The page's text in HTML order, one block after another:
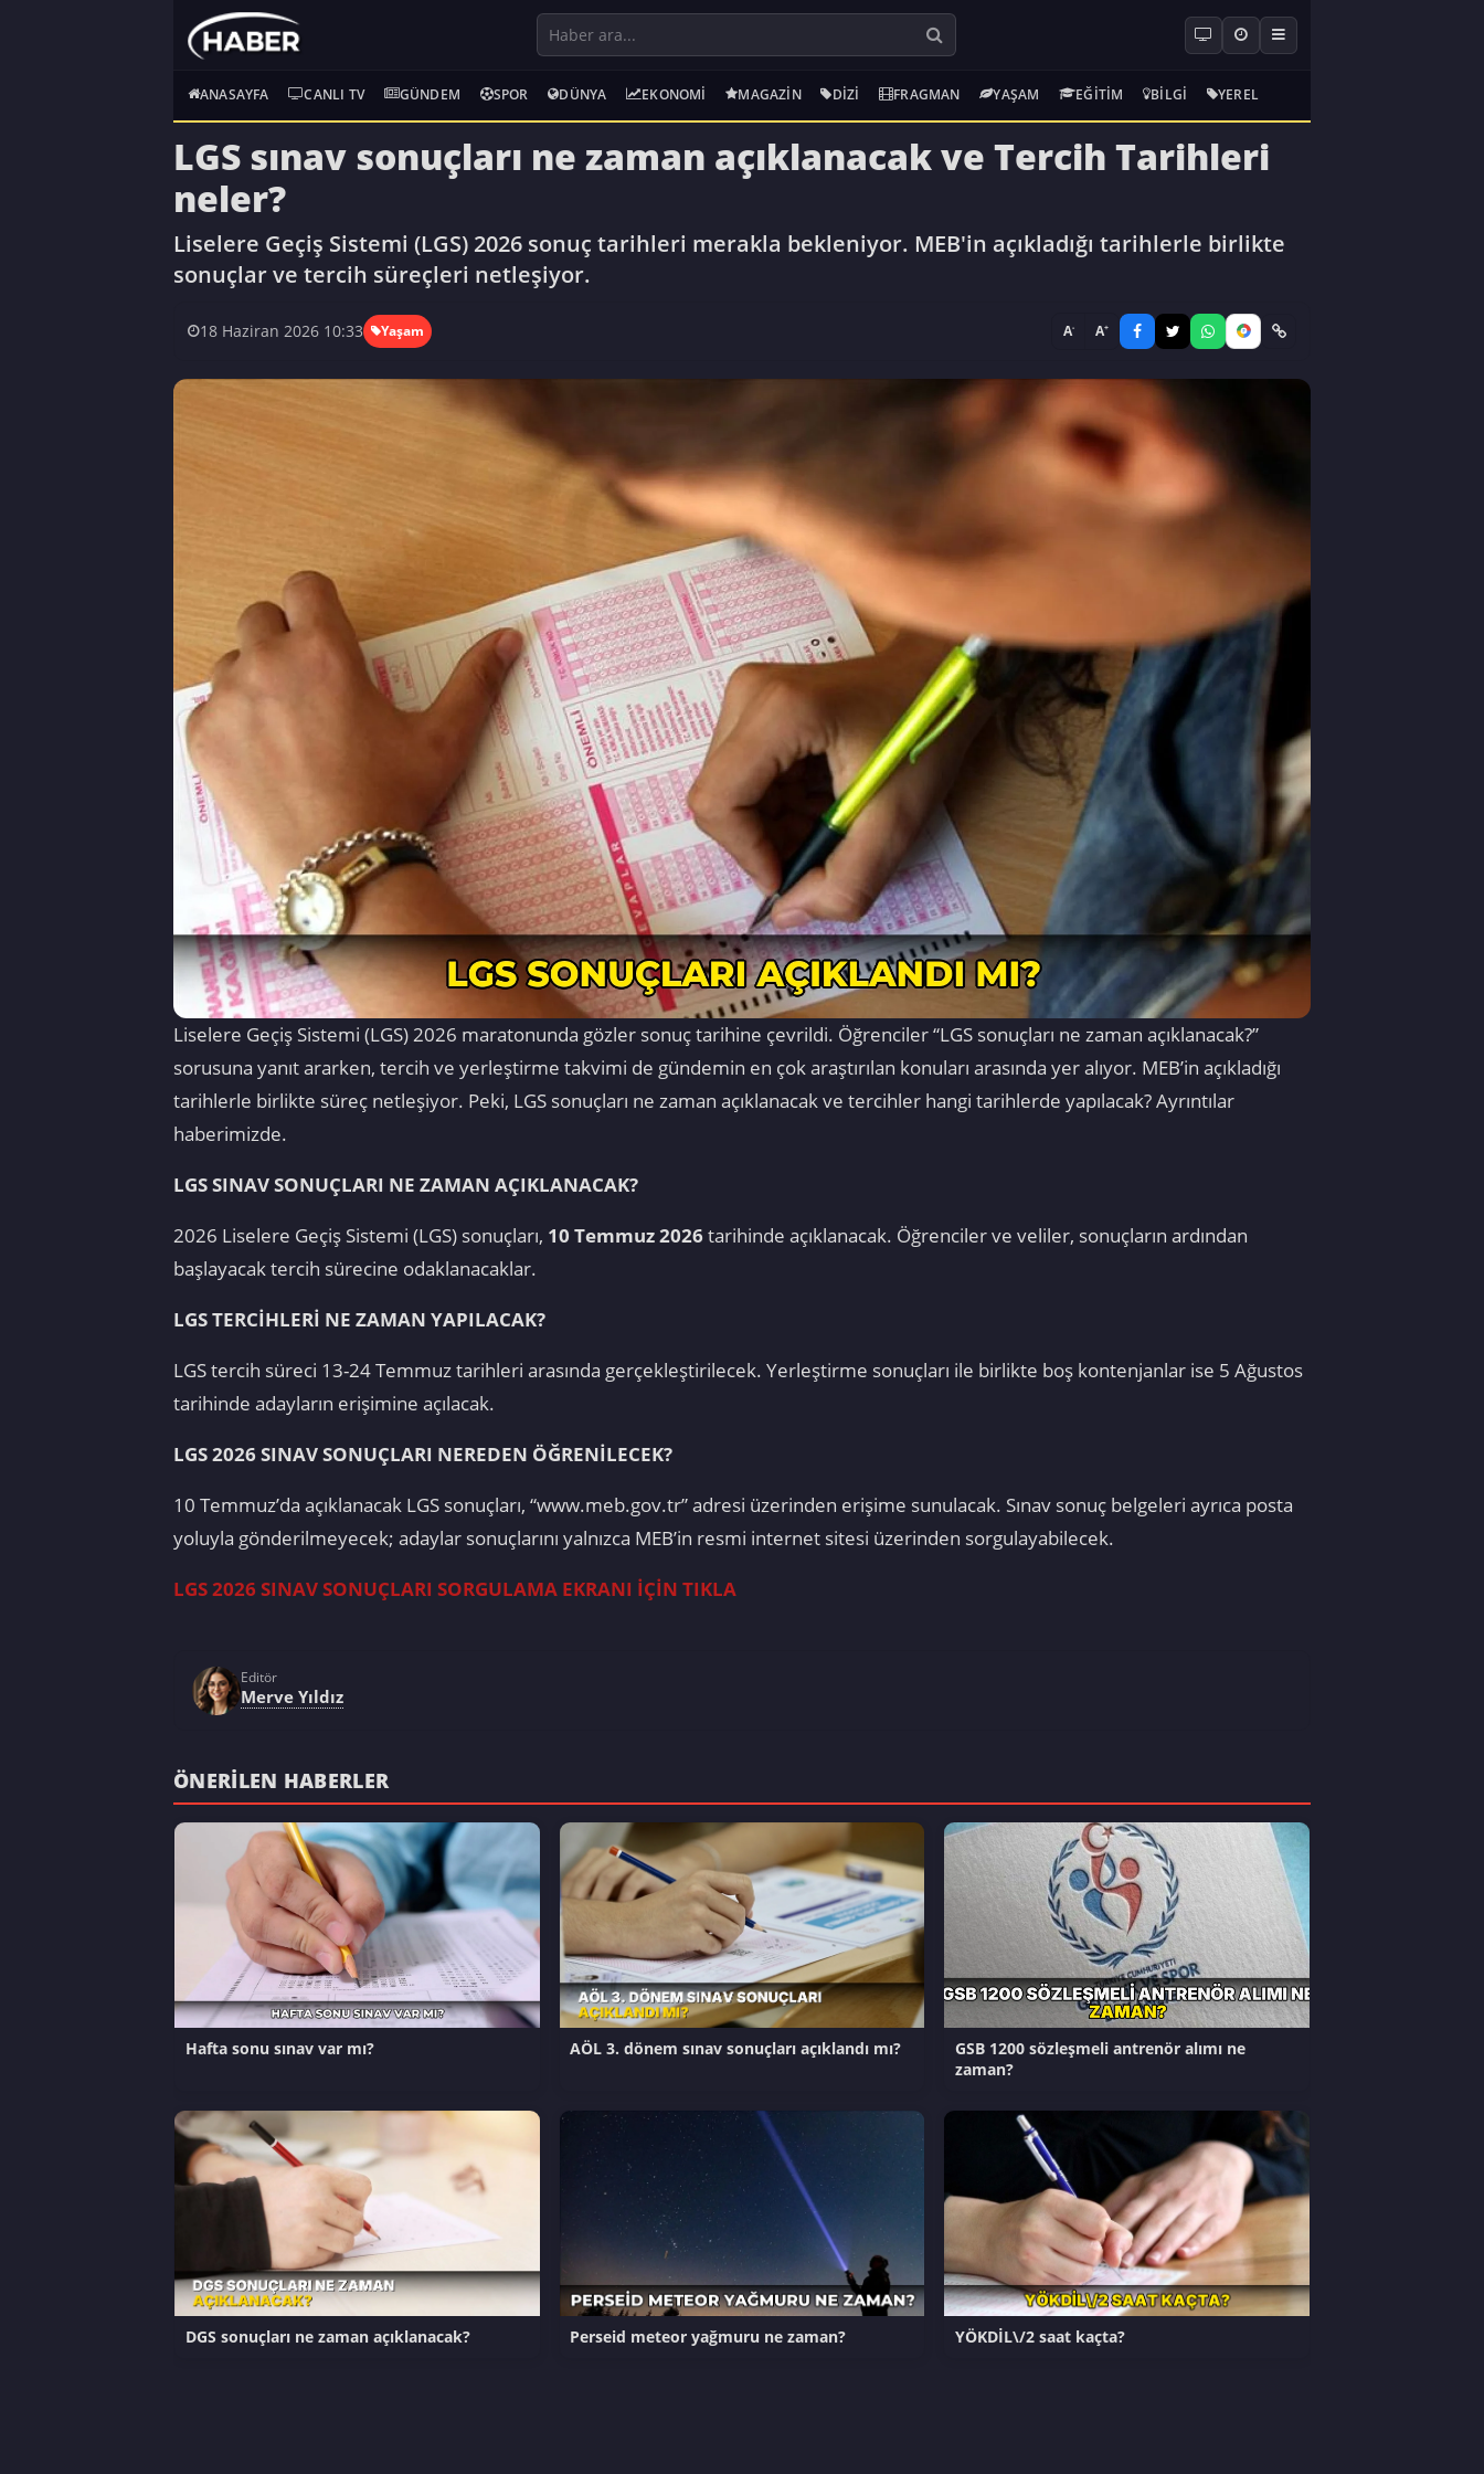
ANASAYFA CANLI TV GÜNDEM SPOR DÜNYA EKONOMI MAGAZIN DIZI FRAGMAN YAŞAM EĞITIM BILGI YEREL
LGS sınav sonuçları ne zaman açıklanacak ve Tercih Tarihleri
neler?
Liselere Geçiş Sistemi (LGS) 2026 sonuç tarihleri merakla bekleniyor. MEB'in açıkladığı tarihlerle birlikte
sonuçlar ve tercih süreçleri netleşiyor.
18 Haziran 2026 10:33 Yaşam A- A+
Liselere Geçiş Sistemi (LGS) 2026 maratonunda gözler sonuç tarihine çevrildi. Öğrenciler “LGS sonuçları ne zaman açıklanacak?”
sorusuna yanıt ararken, tercih ve yerleştirme takvimi de gündemin en çok araştırılan konuları arasında yer alıyor. MEB’in açıkladığı
tarihlerle birlikte süreç netleşiyor. Peki, LGS sonuçları ne zaman açıklanacak ve tercihler hangi tarihlerde yapılacak? Ayrıntılar
haberimizde.
LGS SINAV SONUÇLARI NE ZAMAN AÇIKLANACAK?
2026 Liselere Geçiş Sistemi (LGS) sonuçları, 10 Temmuz 2026 tarihinde açıklanacak. Öğrenciler ve veliler, sonuçların ardından
başlayacak tercih sürecine odaklanacaklar.
LGS TERCİHLERİ NE ZAMAN YAPILACAK?
LGS tercih süreci 13-24 Temmuz tarihleri arasında gerçekleştirilecek. Yerleştirme sonuçları ile birlikte boş kontenjanlar ise 5 Ağustos
tarihinde adayların erişimine açılacak.
LGS 2026 SINAV SONUÇLARI NEREDEN ÖĞRENİLECEK?
10 Temmuz’da açıklanacak LGS sonuçları, “www.meb.gov.tr” adresi üzerinden erişime sunulacak. Sınav sonuç belgeleri ayrıca posta
yoluyla gönderilmeyecek; adaylar sonuçlarını yalnızca MEB’in resmi internet sitesi üzerinden sorgulayabilecek.
LGS 2026 SINAV SONUÇLARI SORGULAMA EKRANI İÇİN TIKLA
Editör
Merve Yıldız
ÖNERILEN HABERLER
Hafta sonu sınav var mı? AÖL 3. dönem sınav sonuçları açıklandı mı?
GSB 1200 sözleşmeli antrenör alımı ne
zaman?
DGS sonuçları ne zaman açıklanacak? Perseid meteor yağmuru ne zaman? YÖKDİL\/2 saat kaçta?